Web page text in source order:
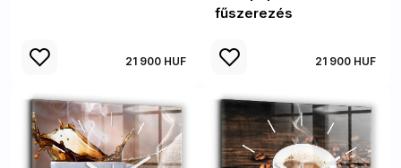
21 900 HUF
fűszerezés
21 900 HUF